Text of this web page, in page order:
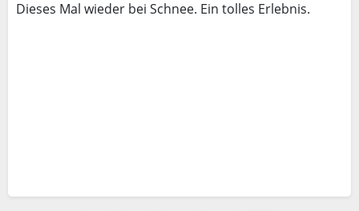
Dieses Mal wieder bei Schnee. Ein tolles Erlebnis.